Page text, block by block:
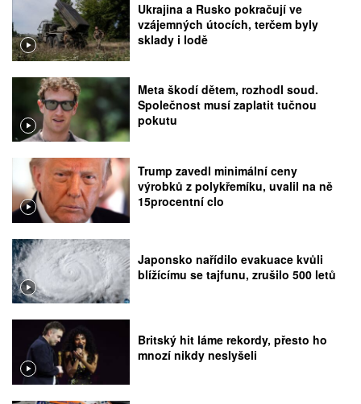
Ukrajina a Rusko pokračují ve
vzájemných útocích, terčem byly
sklady i lodě
Meta škodí dětem, rozhodl soud.
Společnost musí zaplatit tučnou
pokutu
Trump zavedl minimální ceny
výrobků z polykřemíku, uvalil na ně
15procentní clo
Japonsko nařídilo evakuace kvůli
blížícímu se tajfunu, zrušilo 500 letů
Britský hit láme rekordy, přesto ho
mnozí nikdy neslyšeli